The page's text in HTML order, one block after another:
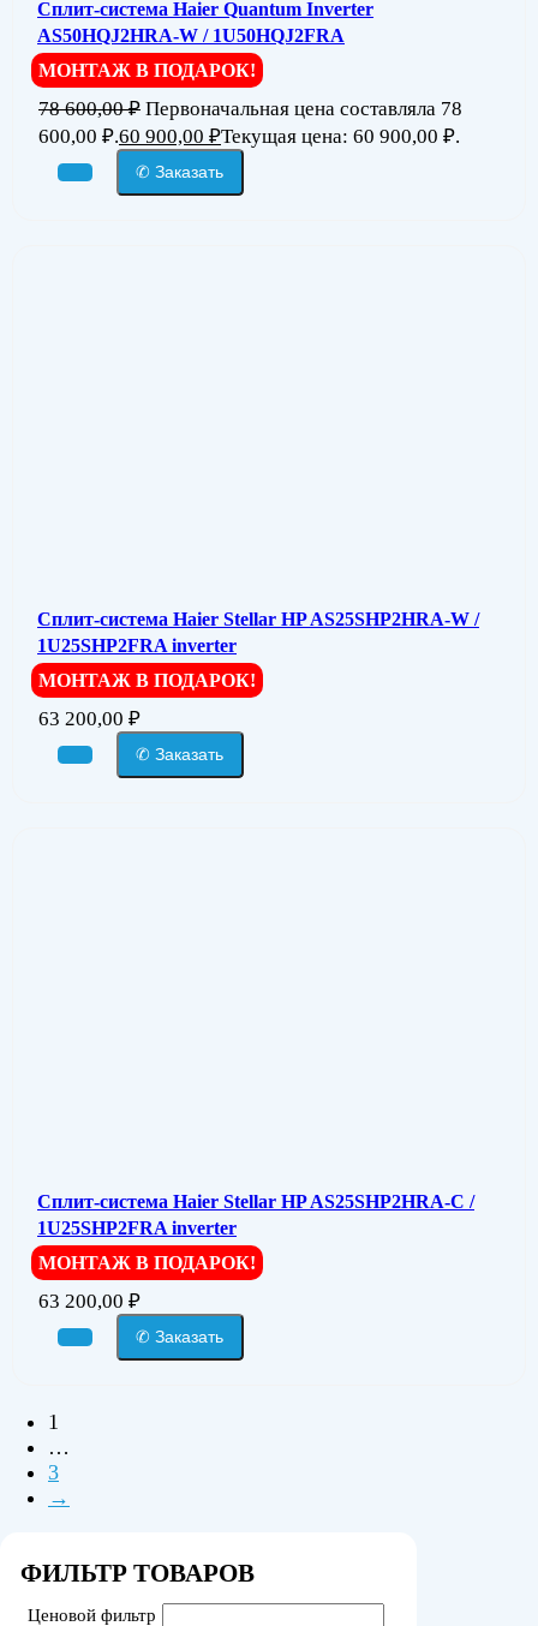
Сплит-система Haier Quantum Inverter
AS50HQJ2HRA-W / 1U50HQJ2FRA
МОНТАЖ В ПОДАРОК!
78 600,00₽ Первоначальная цена составляла 78
600,00 ₽.60 900,00 ₽Текущая цена: 60 900,00 ₽.
✆ Заказать
Сплит-система Haier Stellar HP AS25SHP2HRA-W /
1U25SHP2FRA inverter
МОНТАЖ В ПОДАРОК!
63 200,00 ₽
✆ Заказать
Сплит-система Haier Stellar HP AS25SHP2HRA-C /
1U25SHP2FRA inverter
МОНТАЖ В ПОДАРОК!
63 200,00 ₽
✆ Заказать
1
…
3
→
ФИЛЬТР ТОВАРОВ
Ценовой фильтр